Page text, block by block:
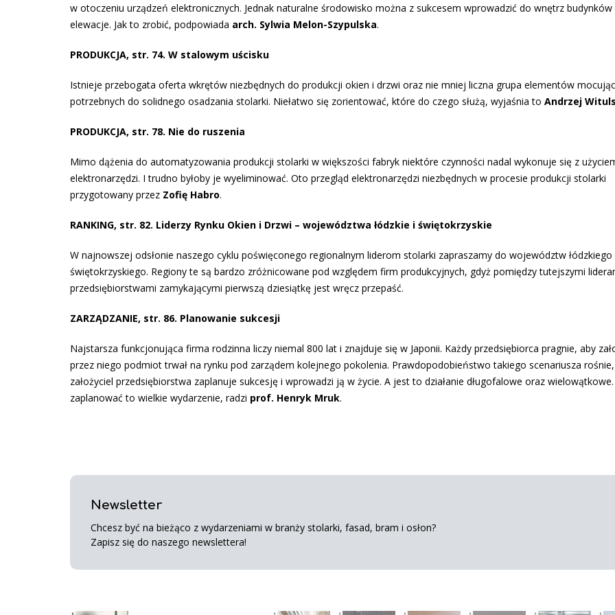
w otoczeniu urządzeń elektronicznych. Jednak naturalne środowisko można z sukcesem wprowadzić do wnętrz budynków
elewacje. Jak to zrobić, podpowiada arch. Sylwia Melon-Szypulska.
PRODUKCJA, str. 74. W stalowym uścisku
Istnieje przebogata oferta wkrętów niezbędnych do produkcji okien i drzwi oraz nie mniej liczna grupa elementów
potrzebnych do solidnego osadzania stolarki. Niełatwo się zorientować, które do czego służą, wyjaśnia to Andrzej
PRODUKCJA, str. 78. Nie do ruszenia
Mimo dążenia do automatyzowania produkcji stolarki w większości fabryk niektóre czynności nadal wykonuje się z
elektronarzędzi. I trudno byłoby je wyeliminować. Oto przegląd elektronarzędzi niezbędnych w procesie produkcji stolarki
przygotowany przez Zofię Habro.
RANKING, str. 82. Liderzy Rynku Okien i Drzwi – województwa łódzkie i świętokrzyskie
W najnowszej odsłonie naszego cyklu poświęconego regionalnym liderom stolarki zapraszamy do województw łódzkiego
świętokrzyskiego. Regiony te są bardzo zróżnicowane pod względem firm produkcyjnych, gdyż pomiędzy tutejszymi
przedsiębiorstwami zamykającymi pierwszą dziesiątkę jest wręcz przepaść.
ZARZĄDZANIE, str. 86. Planowanie sukcesji
Najstarsza funkcjonująca firma rodzinna liczy niemal 800 lat i znajduje się w Japonii. Każdy przedsiębiorca pragnie, aby
przez niego podmiot trwał na rynku pod zarządem kolejnego pokolenia. Prawdopodobieństwo takiego scenariusza
założyciel przedsiębiorstwa zaplanuje sukcesję i wprowadzi ją w życie. A jest to działanie długofalowe oraz wielowątkowe.
zaplanować to wielkie wydarzenie, radzi prof. Henryk Mruk.
Newsletter
Chcesz być na bieżąco z wydarzeniami w branży stolarki, fasad, bram i osłon?
Zapisz się do naszego newslettera!